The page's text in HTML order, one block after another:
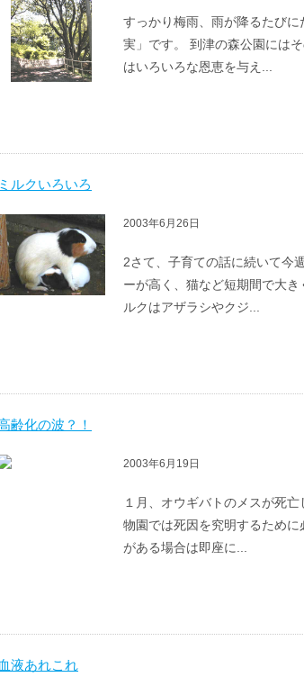
すっかり梅雨、雨が降るたび
実」です。 到津の森公園には
はいろいろな恩恵を与え...
ミルクいろいろ
2003年6月26日
2さて、子育ての話に続いて今
ーが高く、猫など短期間で大
ルクはアザラシやクジ...
齢化の波？！
2003年6月19日
１月、オウギバトのメスが死
物園では死因を究明するため
がある場合は即座に...
血液あれこれ